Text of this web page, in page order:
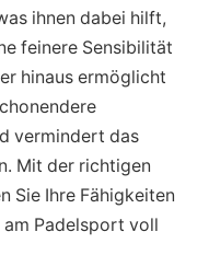
ihnen dabei hilft,
feinere Sensibilität
hinaus ermöglicht
vermindert das
Mit der richtigen
Sie Ihre Fähigkeiten
Padelsport voll